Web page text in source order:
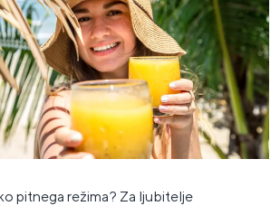
pitnega režima? Za ljubitelje